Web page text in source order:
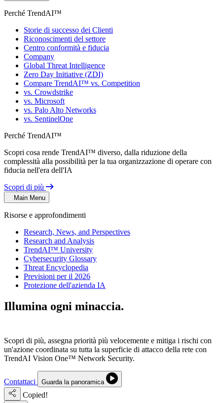
Perché TrendAI™
Storie di successo dei Clienti
Riconoscimenti del settore
Centro conformità e fiducia
Company
Global Threat Intelligence
Zero Day Initiative (ZDI)
Compare TrendAI™ vs. Competition
vs. Crowdstrike
vs. Microsoft
vs. Palo Alto Networks
vs. SentinelOne
Perché TrendAI™
Scopri cosa rende TrendAI™ diverso, dalla riduzione della
complessità alla possibilità per la tua organizzazione di operare con
fiducia nell'era dell'IA
Scopri di più
Main Menu
Risorse e approfondimenti
Research, News, and Perspectives
Research and Analysis
TrendAI™ University
Cybersecurity Glossary
Threat Encyclopedia
Previsioni per il 2026
Protezione dell'azienda IA
Illumina ogni minaccia.
Scopri di più, assegna priorità più velocemente e mitiga i rischi con
un'azione coordinata su tutta la superficie di attacco della rete con
TrendAI Vision One™ Network Security.
Contattaci Guarda la panoramica
Copied!